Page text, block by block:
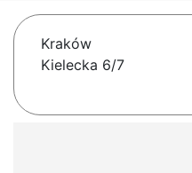
Kraków
Kielecka 6/7